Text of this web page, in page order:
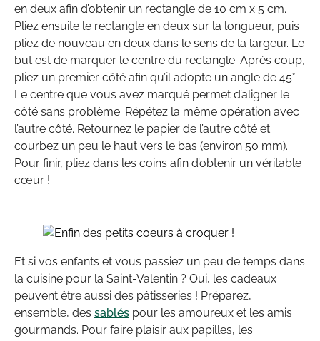
en deux afin d’obtenir un rectangle de 10 cm x 5 cm.
Pliez ensuite le rectangle en deux sur la longueur, puis
pliez de nouveau en deux dans le sens de la largeur. Le
but est de marquer le centre du rectangle. Après coup,
pliez un premier côté afin qu’il adopte un angle de 45°.
Le centre que vous avez marqué permet d’aligner le
côté sans problème. Répétez la même opération avec
l’autre côté. Retournez le papier de l’autre côté et
courbez un peu le haut vers le bas (environ 50 mm).
Pour finir, pliez dans les coins afin d’obtenir un véritable
cœur !
Et si vos enfants et vous passiez un peu de temps dans
la cuisine pour la Saint-Valentin ? Oui, les cadeaux
peuvent être aussi des pâtisseries ! Préparez,
ensemble, des sablés pour les amoureux et les amis
gourmands. Pour faire plaisir aux papilles, les